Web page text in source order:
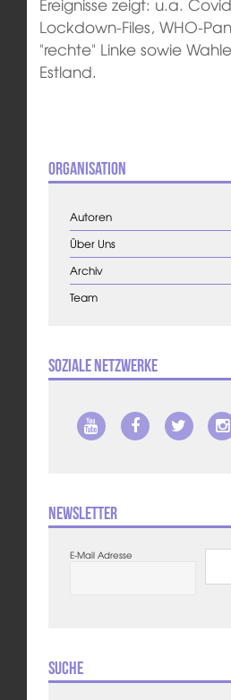
Lockdown-Files, WHO-
"rechte" Linke sowie
Estland.
Organisation
Autoren
Über Uns
Archiv
Team
Soziale Netzwerke
Newsletter
E-Mail Adresse
Suche